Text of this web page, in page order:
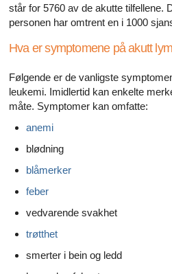
står for 5760 av de akutte tilfellene.
personen har omtrent en i 1000
Hva er symptomene på akutt
Følgende er de vanligste
leukemi. Imidlertid kan enkelte
måte. Symptomer kan omfatte:
anemi
blødning
blåmerker
feber
vedvarende svakhet
trøtthet
smerter i bein og ledd